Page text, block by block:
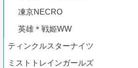
凍京NECRO
英雄＊戦姫WW
ティンクルスターナイツ
ミストトレインガールズ